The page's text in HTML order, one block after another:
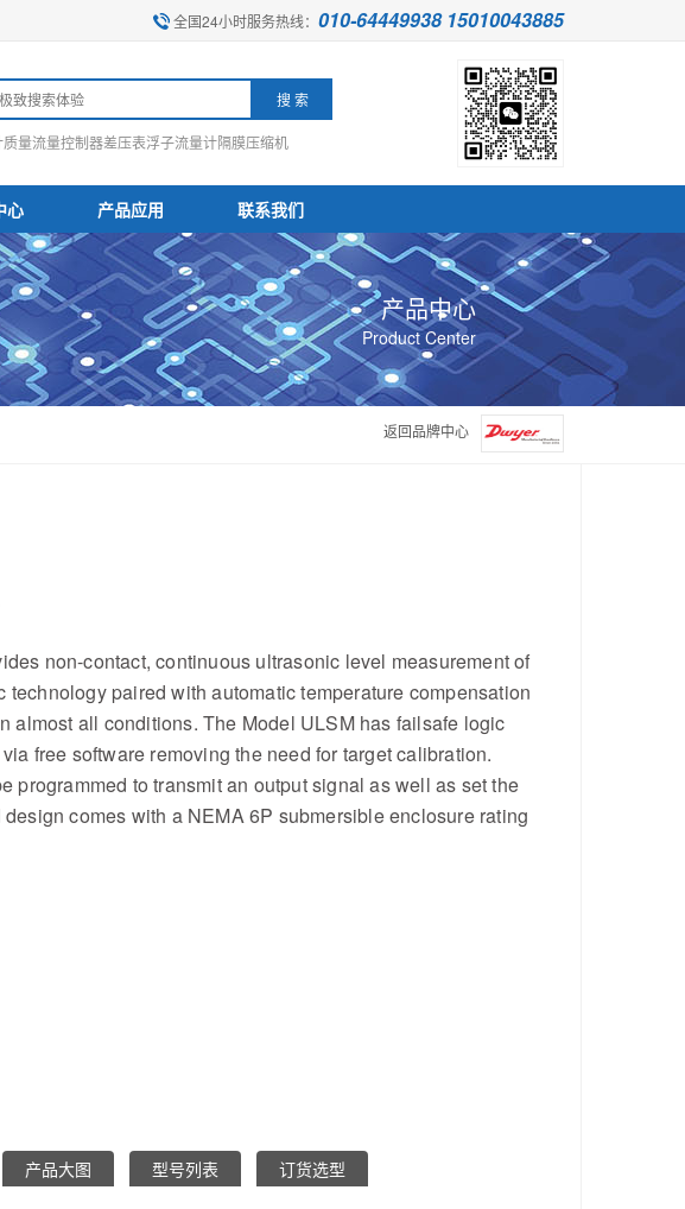
全国24小时服务热线： 010-64449938 15010043885
质量流量控制器差压表浮子流量计隔膜压缩机
心 产品应用 联系我们
产品中心
Product Center
返回品牌中心
non-contact, continuous ultrasonic level measurement of
paired with automatic temperature compensation
almost all conditions. The Model ULSM has failsafe logic
free software removing the need for target calibration.
programmed to transmit an output signal as well as set the
comes with a NEMA 6P submersible enclosure rating
产品大图 型号列表 订货选型